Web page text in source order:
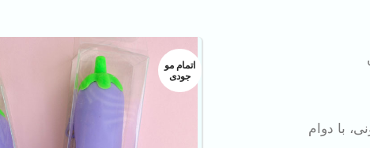
با دوام
اتمام مو
جودی